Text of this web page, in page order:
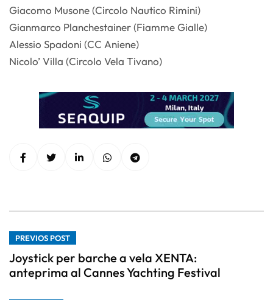
Giacomo Musone (Circolo Nautico Rimini)
Gianmarco Planchestainer (Fiamme Gialle)
Alessio Spadoni (CC Aniene)
Nicolo’ Villa (Circolo Vela Tivano)
PREVIOS POST
Joystick per barche a vela XENTA:
anteprima al Cannes Yachting Festival